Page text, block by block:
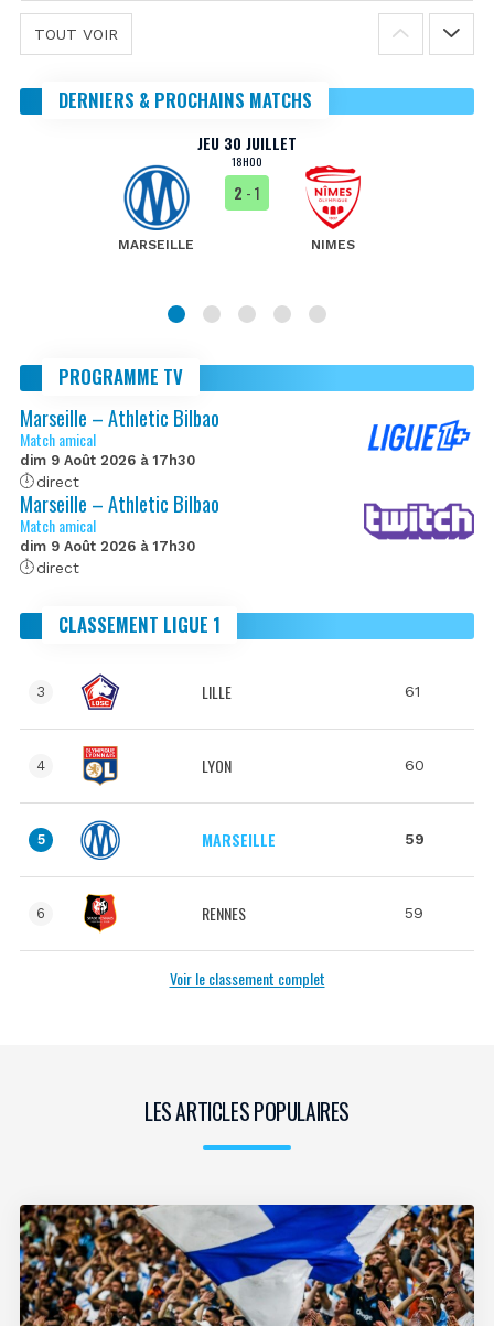
TOUT VOIR
DERNIERS & PROCHAINS MATCHS
JEU 30 JUILLET
18H00
MARSEILLE
2 - 1
NIMES
PROGRAMME TV
Marseille – Athletic Bilbao
Match amical
dim 9 Août 2026 à 17h30
direct
Marseille – Athletic Bilbao
Match amical
dim 9 Août 2026 à 17h30
direct
CLASSEMENT LIGUE 1
3 LILLE 61
4 LYON 60
5 MARSEILLE 59
6 RENNES 59
Voir le classement complet
LES ARTICLES POPULAIRES